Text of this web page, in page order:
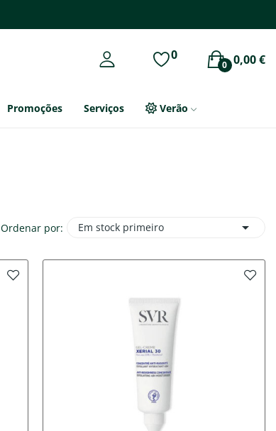
0 0,00 €
0
Promoções Serviços Verão
Ordenar por: Em stock primeiro 